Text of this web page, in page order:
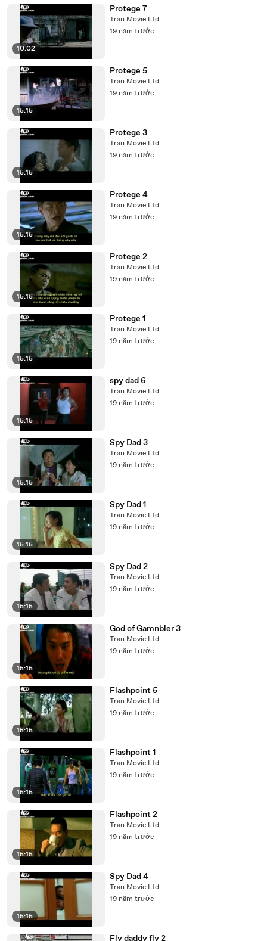
10:02
Protege 7
Tran Movie Ltd
19 năm trước
15:15
Protege 5
Tran Movie Ltd
19 năm trước
15:15
Protege 3
Tran Movie Ltd
19 năm trước
15:15
Protege 4
Tran Movie Ltd
19 năm trước
15:15
Protege 2
Tran Movie Ltd
19 năm trước
15:15
Protege 1
Tran Movie Ltd
19 năm trước
15:15
spy dad 6
Tran Movie Ltd
19 năm trước
15:15
Spy Dad 3
Tran Movie Ltd
19 năm trước
15:15
Spy Dad 1
Tran Movie Ltd
19 năm trước
15:15
Spy Dad 2
Tran Movie Ltd
19 năm trước
15:15
God of Gamnbler 3
Tran Movie Ltd
19 năm trước
15:15
Flashpoint 5
Tran Movie Ltd
19 năm trước
15:15
Flashpoint 1
Tran Movie Ltd
19 năm trước
15:15
Flashpoint 2
Tran Movie Ltd
19 năm trước
15:15
Spy Dad 4
Tran Movie Ltd
19 năm trước
Fly daddy fly 2